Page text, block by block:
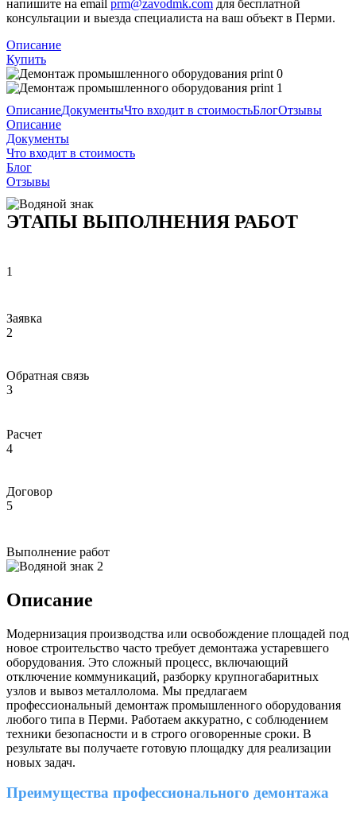
напишите на email prm@zavodmk.com для бесплатной
консультации и выезда специалиста на ваш объект в Перми.
Описание
Купить
ОписаниеДокументыЧто входит в стоимостьБлогОтзывы
Описание
Документы
Что входит в стоимость
Блог
Отзывы
ЭТАПЫ ВЫПОЛНЕНИЯ РАБОТ
1
Заявка
2
Обратная связь
3
Расчет
4
Договор
5
Выполнение работ
Описание
Модернизация производства или освобождение площадей под
новое строительство часто требует демонтажа устаревшего
оборудования. Это сложный процесс, включающий
отключение коммуникаций, разборку крупногабаритных
узлов и вывоз металлолома. Мы предлагаем
профессиональный демонтаж промышленного оборудования
любого типа в Перми. Работаем аккуратно, с соблюдением
техники безопасности и в строго оговоренные сроки. В
результате вы получаете готовую площадку для реализации
новых задач.
Преимущества профессионального демонтажа